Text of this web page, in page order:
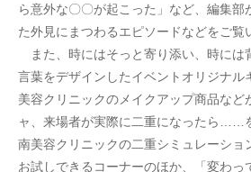
ら意外な〇〇が起こった」など、編集部
た外見にまつわるエピソードなどをご覧
また、時にはそっと寄り添い、時には
言葉をデザインしたイベントオリジナル
美容クリニックのメイクアップ商品など
ャ、来場者が実際に二重になったら……
南美容クリニックの二重シミュレーショ
お試しできるコーナーのほか、「変わっ